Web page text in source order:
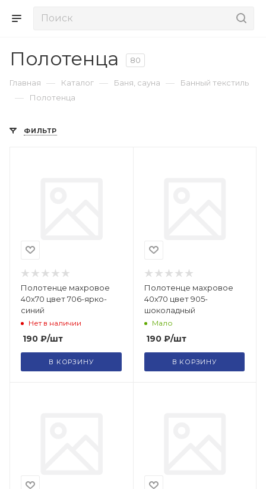
Полотенца 80
Главная — Каталог — Баня, сауна — Банный текстиль
— Полотенца
ФИЛЬТР
Полотенце махровое
40х70 цвет 706-ярко-
синий
Нет в наличии
190 ₽/шт
В КОРЗИНУ
Полотенце махровое
40х70 цвет 905-
шоколадный
Мало
190₽/шт
В КОРЗИНУ